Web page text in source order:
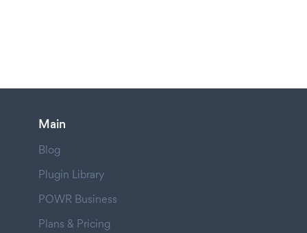
Main
Blog
Plugin Library
POWR Business
Plans & Pricing